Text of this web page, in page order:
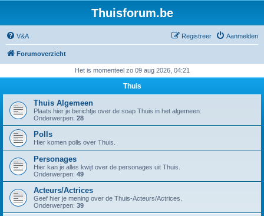
Thuisforum.be
V&A Aanmelden
Registreer
Forumoverzicht
Het is momenteel zo 09 aug 2026, 04:21
Thuis
Thuis Algemeen
Plaats hier je berichtje over de soap Thuis in het algemeen.
Onderwerpen: 28
Polls
Hier komen polls over Thuis.
Personages
Hier kan je alles kwijt over de personages uit Thuis.
Onderwerpen: 49
Acteurs/Actrices
Geef hier je mening over de Thuis-Acteurs/Actrices.
Onderwerpen: 39